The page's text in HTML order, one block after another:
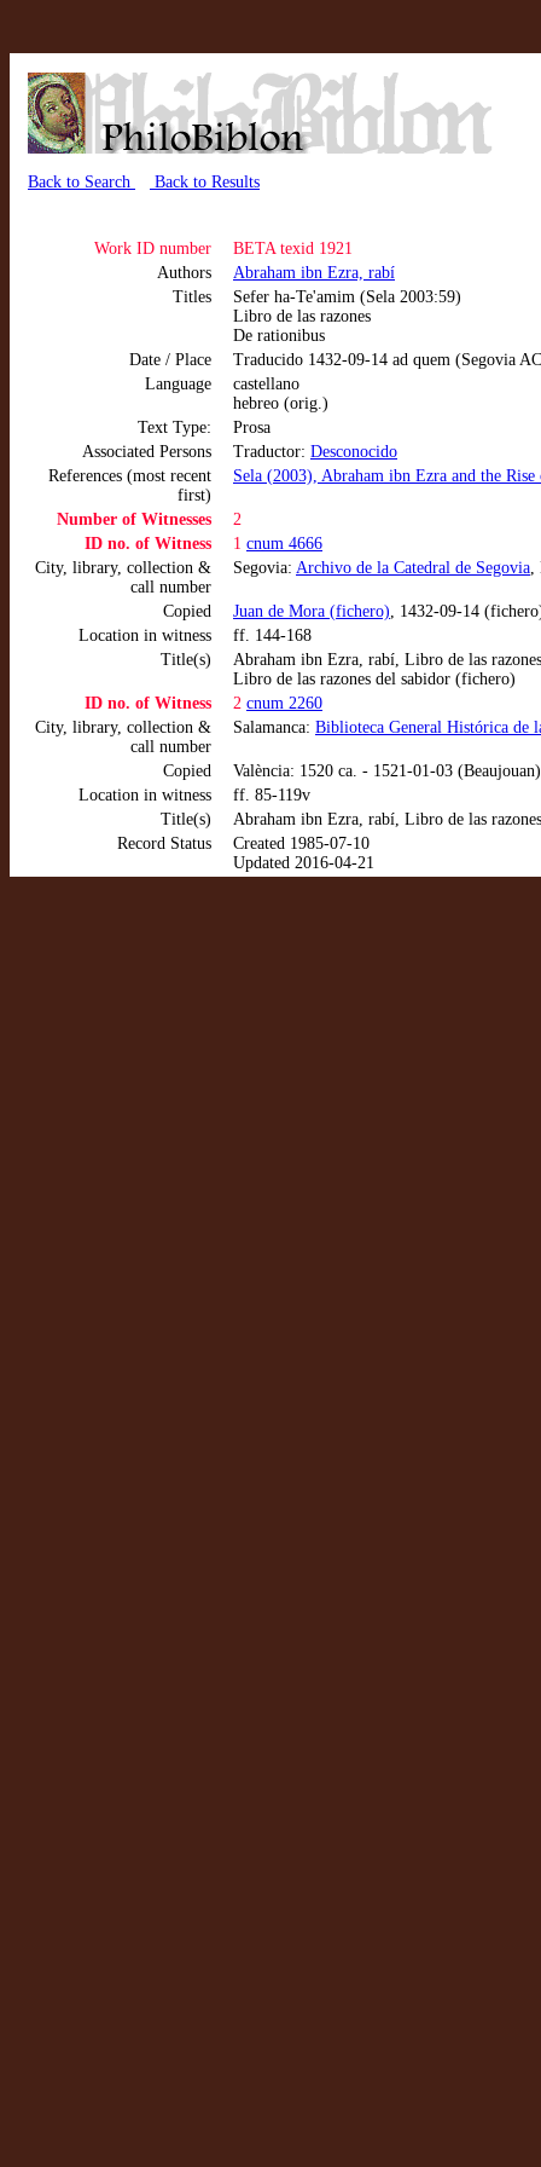
Back to Search Back to Results
Work ID number
BETA texid 1921
Authors
Abraham ibn Ezra, rabí
Titles
Sefer ha-Te'amim (Sela 2003:59)
Libro de las razones
De rationibus
Date / Place
Traducido 1432-09-14 ad quem (Segovia
Language
castellano
hebreo (orig.)
Text Type:
Prosa
Associated Persons
Traductor: Desconocido
References (most recent
first)
Sela (2003), Abraham ibn Ezra and the
Number of Witnesses
2
ID no. of Witness
1 cnum 4666
City, library, collection &
call number
Segovia: Archivo de la Catedral de Segovia,
Copied Juan de Mora (fichero), 1432-09-14
Location in witness
ff. 144-168
Title(s)
Abraham ibn Ezra, rabí, Libro de las
Libro de las razones del sabidor (fichero)
ID no. of Witness
2 cnum 2260
City, library, collection &
call number
Salamanca: Biblioteca General Histórica de
Copied
València: 1520 ca. - 1521-01-03 (Beaujouan)
Location in witness
ff. 85-119v
Title(s)
Abraham ibn Ezra, rabí, Libro de las
Record Status
Created 1985-07-10
Updated 2016-04-21